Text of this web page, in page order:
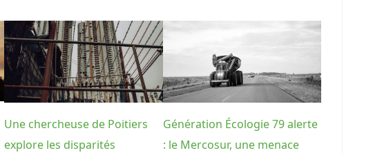
Une chercheuse de Poitiers
explore les disparités
Génération Écologie 79 alerte
: le Mercosur, une menace